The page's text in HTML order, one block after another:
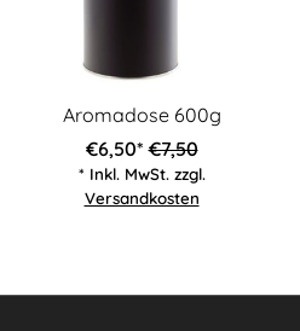
Aromadose 600g
€6,50* €7,50
* Inkl. MwSt. zzgl.
Versandkosten